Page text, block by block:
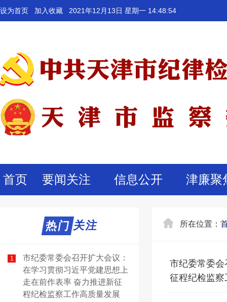
设为首页 加入收藏 2021年12月13日 星期一 14:48:54
首页 要闻关注 信息公开 津廉聚
热门关注
热门
1
市纪委常委会召开扩大会议：
在学习贯彻习近平党建思想上
走在前作表率 奋力推进新征
程纪检监察工作高质量发展
所在位置：
市纪委常委
征程纪检监